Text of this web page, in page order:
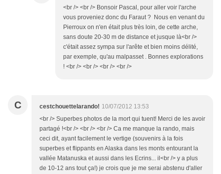
<br /> <br /> Bonsoir Pascal, pour aller voir l'arche
vous proveniez donc du Faraut ? Nous en venant du
Pierroux on n'en était plus très loin, de cette arche,
sans doute 20-30 m de distance et jusque là<br />
c'était assez sympa sur l'arête et bien moins délité,
par exemple, qu'au malpasset . Bonnes explorations
! <br /> <br /> <br /> <br />
C cestchouettelarando! 10/07/2012 13:53
<br /> Superbes photos de la mort qui tuent! Merci de les avoir
partagé !<br /> <br /> <br /> Ca me manque la rando, mais
ceci dit, ayant facilement le vertige (souvenirs à la fois
superbes et flippants en Alaska dans les monts entourant la
vallée Matanuska et aussi dans les Ecrins... il<br /> y a plus
de 10-12 ans tout ça!) je crois que je me serai abstenu d'aller